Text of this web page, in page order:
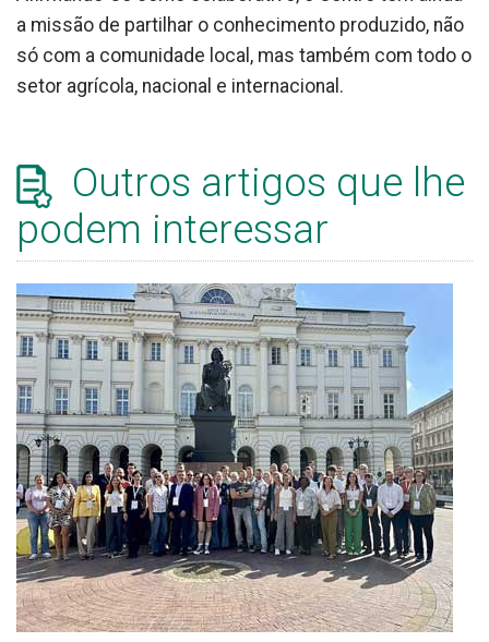
a missão de partilhar o conhecimento produzido, não
só com a comunidade local, mas também com todo o
setor agrícola, nacional e internacional.
Outros artigos que lhe
podem interessar